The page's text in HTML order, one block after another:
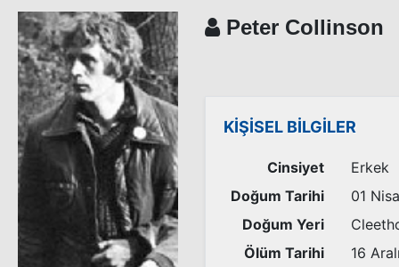
Peter Collinson
KİŞİSEL BİLGİLER
Cinsiyet
Erkek
Doğum Tarihi
01
Doğum Yeri
Ölüm Tarihi
16